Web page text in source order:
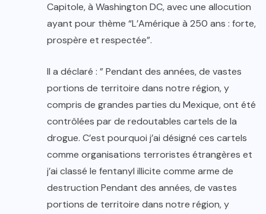
Capitole, à Washington DC, avec une allocution
ayant pour thème “L’Amérique à 250 ans : forte,
prospère et respectée”.
Il a déclaré : ” Pendant des années, de vastes
portions de territoire dans notre région, y
compris de grandes parties du Mexique, ont été
contrôlées par de redoutables cartels de la
drogue. C’est pourquoi j’ai désigné ces cartels
comme organisations terroristes étrangères et
j’ai classé le fentanyl illicite comme arme de
destruction Pendant des années, de vastes
portions de territoire dans notre région, y